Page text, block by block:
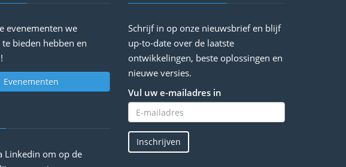
evenementen we
bieden hebben en
Evenementen
Linkedin om op de
Schrijf in op onze nieuwsbrief en blijf
up-to-date over de laatste
ontwikkelingen, beste oplossingen en
nieuwe versies.
Vul uw e-mailadres in
Inschrijven